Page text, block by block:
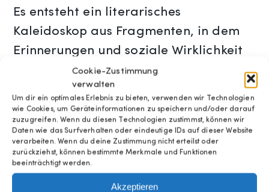
Cookie-Zustimmung
verwalten
Um dir ein optimales Erlebnis zu bieten, verwenden wir Technologien
wie Cookies, um Geräteinformationen zu speichern und/oder darauf
zuzugreifen. Wenn du diesen Technologien zustimmst, können wir
Daten wie das Surfverhalten oder eindeutige IDs auf dieser Website
verarbeiten. Wenn du deine Zustimmung nicht erteilst oder
zurückziehst, können bestimmte Merkmale und Funktionen
beeinträchtigt werden.
Akzeptieren
Es entsteht ein literarisches
Kaleidoskop aus Fragmenten, in dem
Erinnerungen und soziale Wirklichkeit
miteinander verschmelzen. Die Lesung
hinterfragt Vorurteile, gesellschaftliche
Zuschreibungen und die Unsichtbarkeit
von Menschen am Rand der
Gesellschaft.
Es liest: Norberto Presta